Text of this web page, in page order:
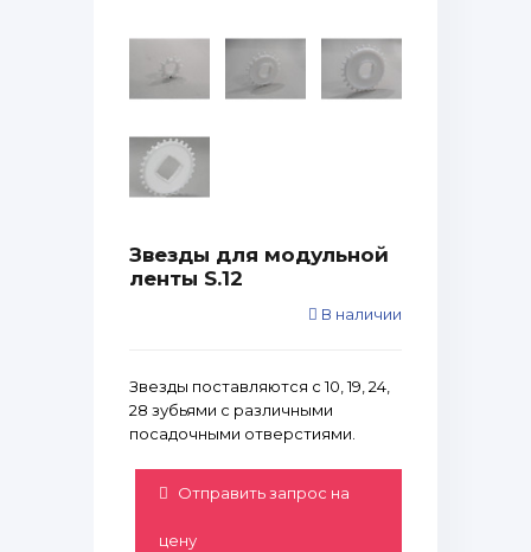
Звезды для модульной
ленты S.12
В наличии
Звезды поставляются с 10, 19, 24,
28 зубьями с различными
посадочными отверстиями.
Отправить запрос на
цену